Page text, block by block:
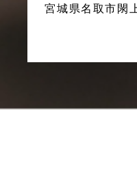
宮城県名取市閖